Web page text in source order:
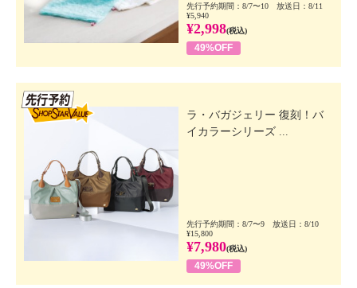
先行予約期間：8/7〜10 放送日：8/11
¥5,940
¥2,998(税込)
49%OFF
ラ・バガジェリー 復刻！バ
イカラーシリーズ ...
先行予約期間：8/7〜9 放送日：8/10
¥15,800
¥7,980(税込)
49%OFF